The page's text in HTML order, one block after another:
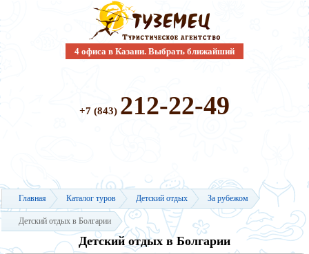
4 офиса в Казани. Выбрать ближайший
+7 (843) 212-22-49
Главная Каталог туров Детский отдых За рубежом
Детский отдых в Болгарии
Детский отдых в Болгарии